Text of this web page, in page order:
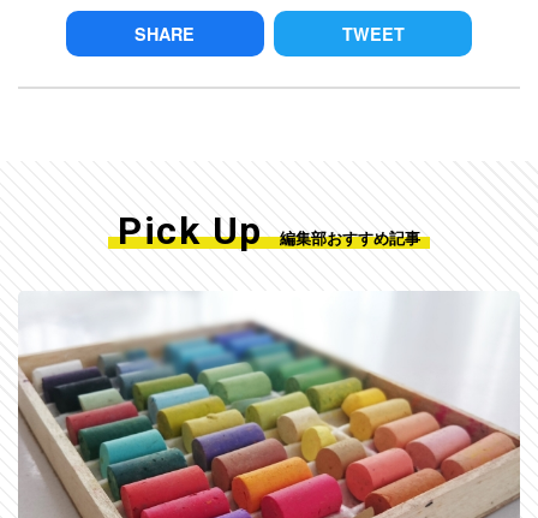
SHARE TWEET
Pick Up 編集部おすすめ記事